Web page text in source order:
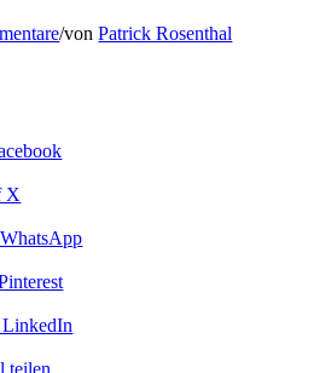
/vonPatrick Rosenthal
X
teilen